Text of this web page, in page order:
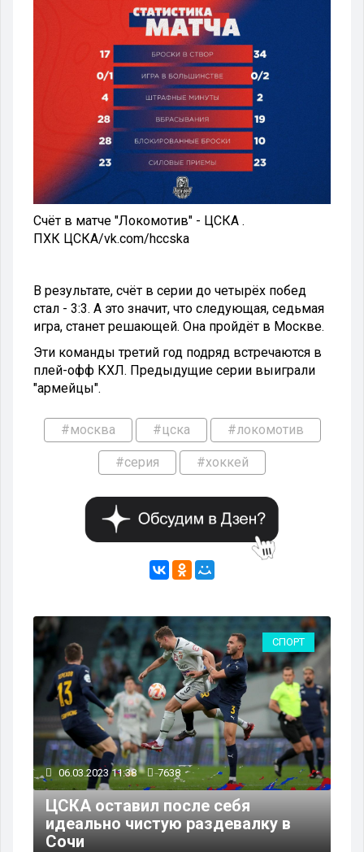
Счёт в матче "Локомотив" - ЦСКА .
ПХК ЦСКА/vk.com/hccska
В результате, счёт в серии до четырёх побед
стал - 3:3. А это значит, что следующая, седьмая
игра, станет решающей. Она пройдёт в Москве.
Эти команды третий год подряд встречаются в
плей-офф КХЛ. Предыдущие серии выиграли
"армейцы".
#москва #цска #локомотив
#серия #хоккей
СПОРТ
06.03.2023 11:38 7638
ЦСКА оставил после себя
идеально чистую раздевалку в
Сочи